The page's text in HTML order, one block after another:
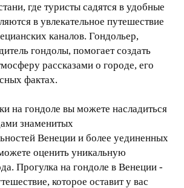
где туристы садятся в удобные
в увлекательное путешествие
каналов. Гондольер,
гондолы, помогает создать
рассказами о городе, его
фактах.
на гондоле вы можете насладиться
знаменитых
Венеции и более уединенных
оценить уникальную
Прогулка на гондоле в Венеции -
которое оставит у вас